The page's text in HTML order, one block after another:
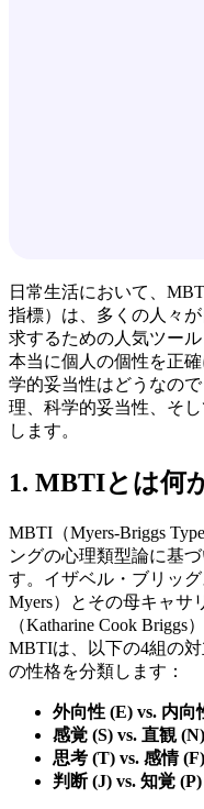
日常生活において、
指標）は、多くの人々
求するための人気ツー
本当に個人の個性を正
学的妥当性はどうなの
理、科学的妥当性、そ
します。
1. MBTIとは何
MBTI（Myers-Briggs
ングの心理類型論に基
す。イザベル・ブリッ
Myers）とその母キャサ
（Katharine Cook
MBTIは、以下の4組の
の性格を分類します：
外向性 (E) vs. 内向
感覚 (S) vs. 直観 (N)
思考 (T) vs. 感情 (F)
判断 (J) vs. 知覚 (P)